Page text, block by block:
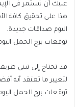
عليك أن تستمر في
هذا على تحقيق كافة
اليوم صداقات جديدة.
توقعات برج الحمل
قد تحتاج إلى تبني
لتغيير ما تعتقد
توقعات برج الحمل